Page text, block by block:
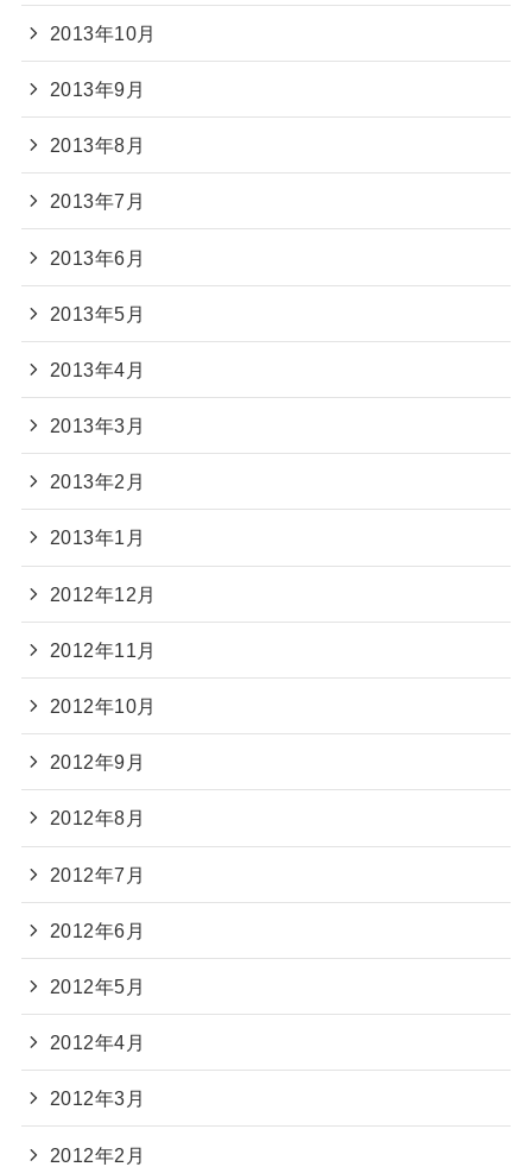
2013年10月
2013年9月
2013年8月
2013年7月
2013年6月
2013年5月
2013年4月
2013年3月
2013年2月
2013年1月
2012年12月
2012年11月
2012年10月
2012年9月
2012年8月
2012年7月
2012年6月
2012年5月
2012年4月
2012年3月
2012年2月